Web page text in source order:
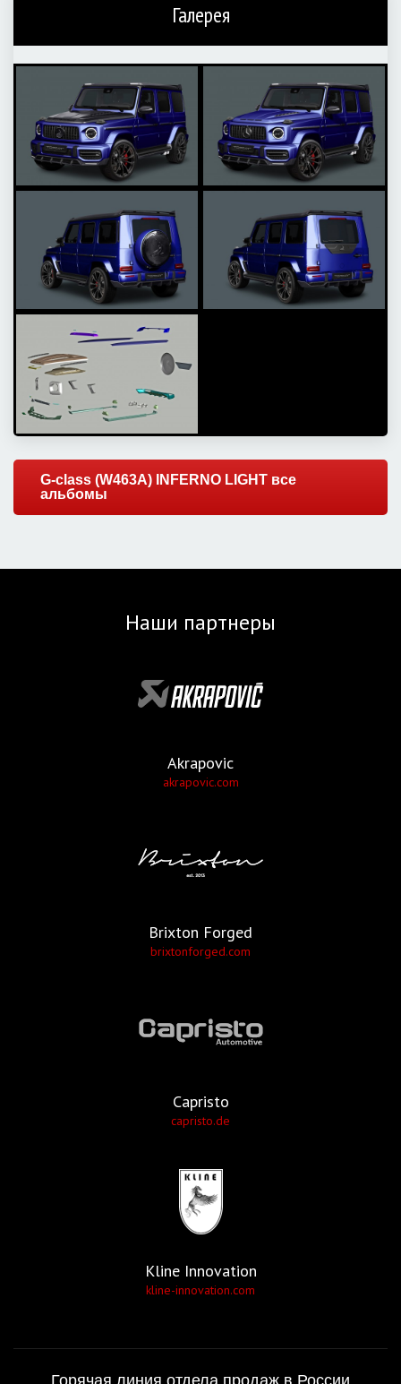
Галерея
G-class (W463A) INFERNO LIGHT все
альбомы
Наши партнеры
Akrapovic
akrapovic.com
Brixton Forged
brixtonforged.com
Capristo
capristo.de
Kline Innovation
kline-innovation.com